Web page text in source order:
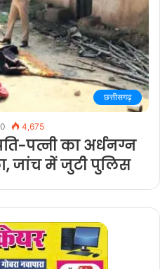
छत्तीसगढ़
0 4,675
पत्नी का अर्धनग्न
जांच में जुटी पुलिस